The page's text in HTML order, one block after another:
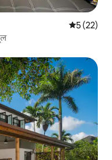
औसत रेटिंग
5 (22)